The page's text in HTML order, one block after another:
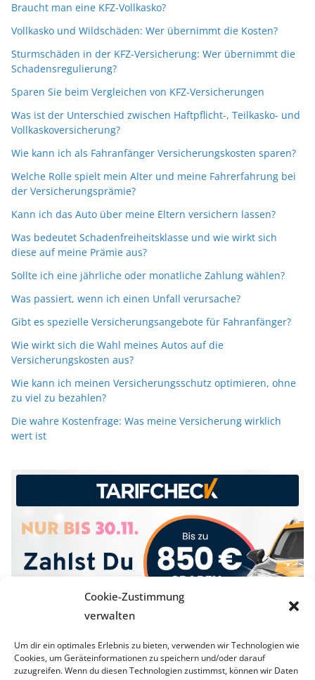
Cookie-Zustimmung
verwalten
Um dir ein optimales Erlebnis zu bieten, verwenden wir Technologien wie
Cookies, um Geräteinformationen zu speichern und/oder darauf
zuzugreifen. Wenn du diesen Technologien zustimmst, können wir Daten
Braucht man eine KFZ-Vollkasko?
Vollkasko und Wildschäden: Wer übernimmt die Kosten?
Sturmschäden in der KFZ-Versicherung: Wer übernimmt die
Schadensregulierung?
Sparen Sie beim Vergleichen von KFZ-Versicherungen
Was ist der Unterschied zwischen Haftpflicht-, Teilkasko- und
Vollkaskoversicherung?
Wie kann ich als Fahranfänger Versicherungskosten sparen?
Welche Rolle spielt mein Alter und meine Fahrerfahrung bei
der Versicherungsprämie?
Kann ich das Auto über meine Eltern versichern lassen?
Was bedeutet Schadenfreiheitsklasse und wie wirkt sich
diese auf meine Prämie aus?
Sollte ich eine jährliche oder monatliche Zahlung wählen?
Was passiert, wenn ich einen Unfall verursache?
Gibt es spezielle Versicherungsangebote für Fahranfänger?
Wie wirkt sich die Wahl meines Autos auf die
Versicherungskosten aus?
Wie kann ich meinen Versicherungsschutz optimieren, ohne
zu viel zu bezahlen?
Die wahre Kostenfrage: Was meine Versicherung wirklich
wert ist